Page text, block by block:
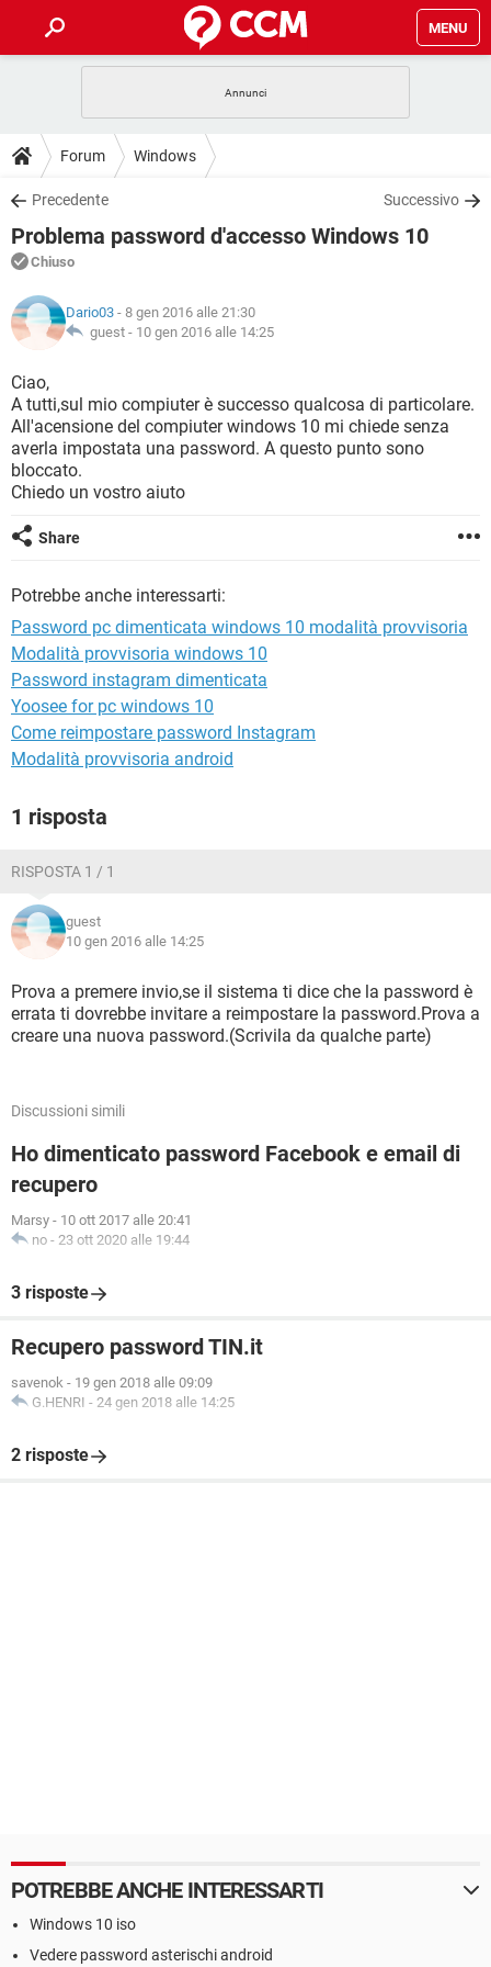
MENU
INTRATTENIMENTO
iOS
INSTAGRAM WHATSAPP
TIKTOK
HARDWARE
GUIDE
COVID-19
iOS
INSTAGRAM
TIKTOK FACEBOOK
DOWNLOAD
COVID-19 GAMING
INTRATTENIMENTO
iOS
INSTAGRAM
TIKTOK
HARDWARE
FORUM
COVID-19
INTRATTENIMENTO ANDROID
INSTAGRAM WHATSAPP
TIKTOK FACEBOOK
HARDWARE
GLOSSARIO
COVID-19
INTRATTENIMENTO
iOS WINDOWS 10
INSTAGRAM WHATSAPP
TIKTOK
HARDWARE
Forum Windows
Precedente Successivo
Problema password d'accesso Windows 10
Chiuso
Dario03 - 8 gen 2016 alle 21:30
guest - 10 gen 2016 alle 14:25
Ciao,
A tutti,sul mio compiuter è successo qualcosa di particolare.
All'acensione del compiuter windows 10 mi chiede senza
averla impostata una password. A questo punto sono
bloccato.
Chiedo un vostro aiuto
Share
Potrebbe anche interessarti:
Password pc dimenticata windows 10 modalità provvisoria
Modalità provvisoria windows 10
Password instagram dimenticata
Yoosee for pc windows 10
Come reimpostare password Instagram
Modalità provvisoria android
1 risposta
RISPOSTA 1 / 1
guest
10 gen 2016 alle 14:25
Prova a premere invio,se il sistema ti dice che la password è
errata ti dovrebbe invitare a reimpostare la password.Prova a
creare una nuova password.(Scrivila da qualche parte)
Discussioni simili
Ho dimenticato password Facebook e email di
recupero
Marsy - 10 ott 2017 alle 20:41
no - 23 ott 2020 alle 19:44
3 risposte
Recupero password TIN.it
savenok - 19 gen 2018 alle 09:09
G.HENRI - 24 gen 2018 alle 14:25
2 risposte
POTREBBE ANCHE INTERESSARTI
Windows 10 iso
Vedere password asterischi android